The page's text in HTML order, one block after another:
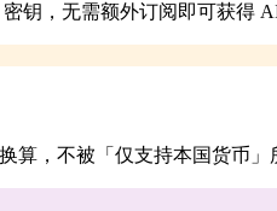
钥，无需额外订阅即可获得
算，不被「仅支持本国货币」